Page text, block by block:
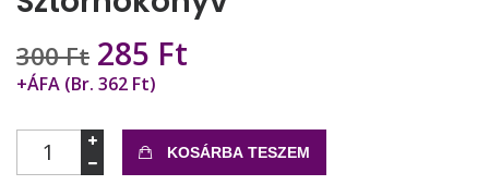
300Ft Original
price
300 Ft.
285 Ft
285 Ft.
+ÁFA (Br. 362 Ft)
Mennyiség
KOSÁRBA TESZEM